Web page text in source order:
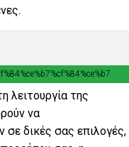
λειτουργία της
να
σε δικές σας επιλογές,